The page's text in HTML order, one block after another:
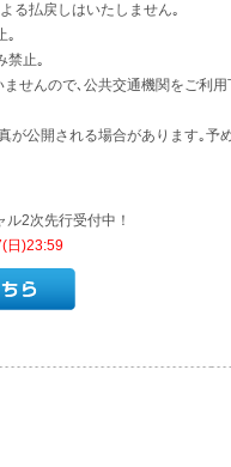
る払戻しはいたしません｡
｡
禁止｡
せんので､公共交通機関をご利用
が公開される場合があります｡予
2次先行受付中！
日)23:59